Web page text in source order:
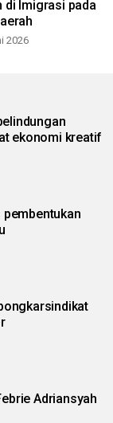
di Imigrasi pada
2026
ekonomi kreatif
Adriansyah